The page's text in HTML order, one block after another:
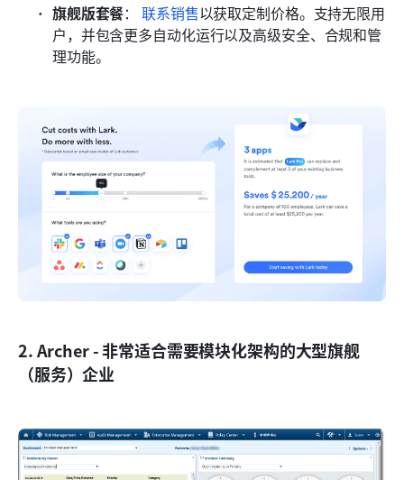
旗舰版套餐： 联系销售以获取定制价格。支持无限用
户，并包含更多自动化运行以及高级安全、合规和管
理功能。
2. Archer - 非常适合需要模块化架构的大型旗舰
（服务）企业